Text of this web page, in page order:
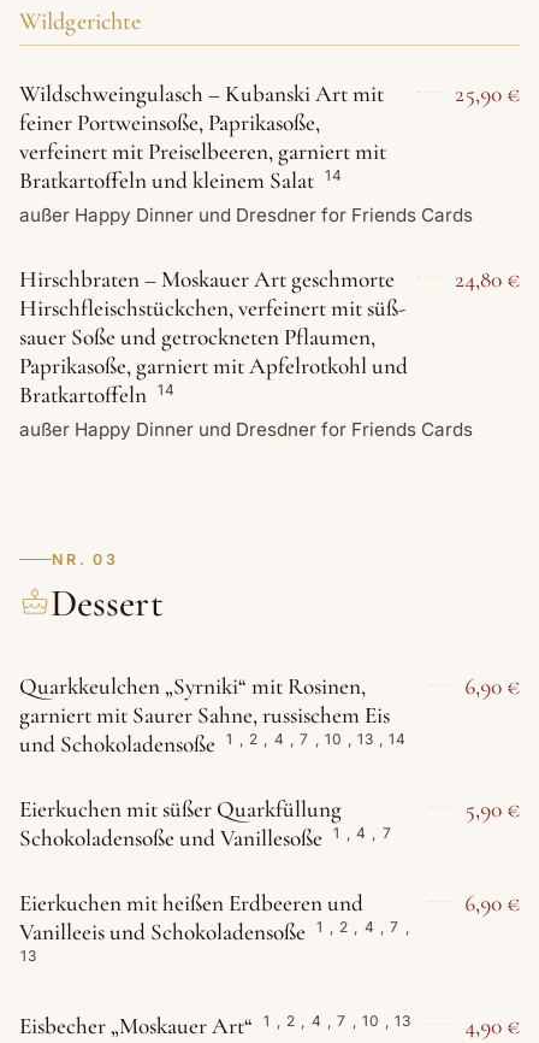
Wildgerichte
Wildschweingulasch – Kubanski Art mit
feiner Portweinsoße, Paprikasoße,
verfeinert mit Preiselbeeren, garniert mit
Bratkartoffeln und kleinem Salat
14
25,90 €
außer Happy Dinner und Dresdner for Friends Cards
Hirschbraten – Moskauer Art geschmorte
Hirschfleischstückchen, verfeinert mit süß-
sauer Soße und getrockneten Pflaumen,
Paprikasoße, garniert mit Apfelrotkohl und
Bratkartoffeln
14
24,80 €
außer Happy Dinner und Dresdner for Friends Cards
NR. 03
Dessert
Quarkkeulchen „Syrniki“ mit Rosinen,
garniert mit Saurer Sahne, russischem Eis
und Schokoladensoße
1 2 4 7 10 13 14
6,90 €
Eierkuchen mit süßer Quarkfüllung
Schokoladensoße und Vanillesoße
1 4 7
5,90 €
Eierkuchen mit heißen Erdbeeren und
Vanilleeis und Schokoladensoße
1 , 2 , 4 , 7 ,
13
6,90 €
Eisbecher „Moskauer Art“ 1 , 2 , 4 , 7 , 10 , 13 4,90 €